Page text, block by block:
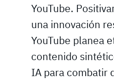
YouTube.
una innovación
YouTube planea
contenido
IA para combatir